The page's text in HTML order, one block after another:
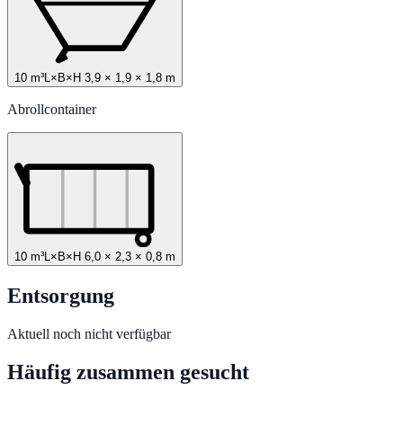
10 m³L×B×H 3,9 × 1,9 × 1,8 m
Abrollcontainer
10 m³L×B×H 6,0 × 2,3 × 0,8 m
Entsorgung
Aktuell noch nicht verfügbar
Häufig zusammen gesucht